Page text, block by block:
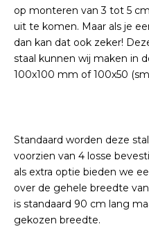
op monteren van 3 tot 5
uit te komen. Maar als je
dan kan dat ook zeker!
staal kunnen wij maken in
100x100 mm of 100x50
Standaard worden deze
voorzien van 4 losse
als extra optie bieden we
over de gehele breedte
is standaard 90 cm lang
gekozen breedte.